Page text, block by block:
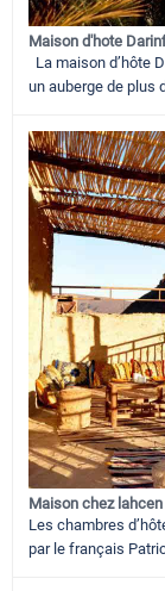
Maison d'hote
La maison d’hôte
un auberge de plus
Maison chez lahcen
Les chambres
par le français